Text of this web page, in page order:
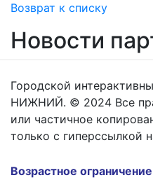
Возврат к списку
Новости
Городской
НИЖНИЙ. © 2024 Все
или частичное
только с гиперссылкой
Возрастное ограничение